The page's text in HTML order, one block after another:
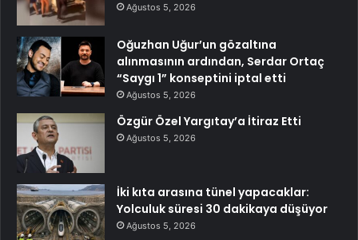
Ağustos 5, 2026
Oğuzhan Uğur’un gözaltına
alınmasının ardından, Serdar Ortaç
“Saygı 1” konseptini iptal etti
Ağustos 5, 2026
Özgür Özel Yargıtay’a İtiraz Etti
Ağustos 5, 2026
İki kıta arasına tünel yapacaklar:
Yolculuk süresi 30 dakikaya düşüyor
Ağustos 5, 2026